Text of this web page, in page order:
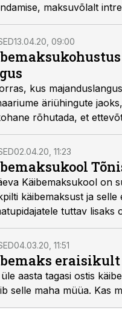
maksuvõlalt
13.04.20, 09:00
kus
äriühingute
et ettevõtte vara sundmüügil tuleb käibemaksureeglitest samuti kinni pidada,
Ernst & Young Baltic
02.04.20, 11:23
Käibemaksukool on
käibemaksust ja
tuttav lisaks
04.03.20, 11:51
üle aasta tagasi ostis
selle maha müüa. Kas